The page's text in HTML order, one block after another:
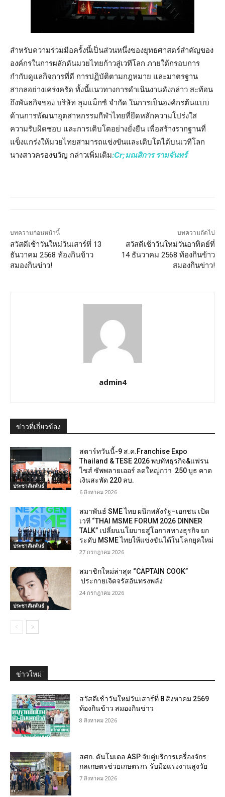
สำหรับความร่วมมือครั้งนี้เป็นส่วนหนึ่งของยุทธศาสตร์สำคัญของ
องค์กรในการผลักดันมวยไทยก้าวสู่เวทีโลก ภายใต้กรอบการ
กำกับดูแลกิจการที่ดี การปฏิบัติตามกฎหมาย และมาตรฐาน
สากลอย่างเคร่งครัด ทั้งนี้แนวทางการดำเนินงานดังกล่าว สะท้อน
ถึงพันธกิจของ บริษัท ลุมแม็กซ์ จำกัด ในการเป็นองค์กรต้นแบบ
ด้านการพัฒนาอุตสาหกรรมกีฬาไทยที่ยึดหลักความโปร่งใส
ความรับผิดชอบ และการเติบโตอย่างยั่งยืน เพื่อสร้างรากฐานที่
แข็งแกร่งให้มวยไทยสามารถแข่งขันและเติบโตได้บนเวทีโลก
นางสาวครองขวัญ กล่าวเพิ่มเติม:Cr;มณสิการ รามจันทร์
บทความก่อนหน้านี้
สวัสดีเช้าวันใหม่วันเสาร์ที่ 13
ธันวาคม 2568 ท้องกินข้าว
สมองกินข่าว!
บทความถัดไป
สวัสดีเช้าวันใหม่วันอาทิตย์ที่
14 ธันวาคม 2568 ท้องกินข้าว
สมองกินข่าว!
admin4
ข่าวที่เกี่ยวข้อง
ประชาสัมพันธ์
สตาร์ทวันนี้-9 ส.ค.Franchise Expo
Thailand & TESE 2026 พบทัพธุรกิจ&แฟรน
ไชส์ ซัพพลายเออร์ ลดใหญ่กว่า 250 บูธ คาด
เงินสะพัด 220 ลบ.
6 สิงหาคม 2026
ประชาสัมพันธ์
สมาพันธ์ SME ไทย ผนึกพลังรัฐ–เอกชน เปิด
เวที “THAI MSME FORUM 2026 DINNER
TALK” เปลี่ยนนโยบายสู่โอกาสทางธุรกิจ ยก
ระดับ MSME ไทยให้แข่งขันได้ในโลกยุคใหม่
27 กรกฎาคม 2026
ประชาสัมพันธ์
สมาชิกใหม่ล่าสุด “CAPTAIN COOK”
ประกายเจิดจรัสอันทรงพลัง
24 กรกฎาคม 2026
ข่าวใหม่
สวัสดีเช้าวันใหม่วันเสาร์ที่ 8 สิงหาคม 2569
ท้องกินข้าว สมองกินข่าว
8 สิงหาคม 2026
สศก. ดันโมเดล ASP จับคู่บริการเครื่องจักร
กลเกษตรช่วยเกษตรกร รับมือแรงงานสูงวัย
7 สิงหาคม 2026